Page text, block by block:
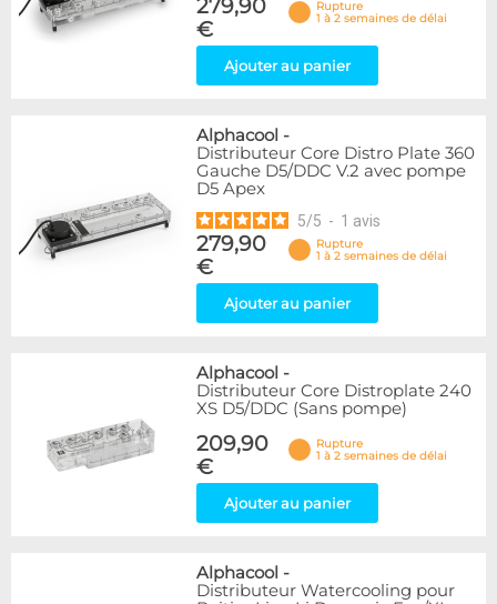
279,90
€
Rupture
1 à 2 semaines de délai
Ajouter au panier
Alphacool -
Distributeur Core Distro Plate 360
Gauche D5/DDC V.2 avec pompe
D5 Apex
5/5 - 1 avis
279,90
€
Rupture
1 à 2 semaines de délai
Ajouter au panier
Alphacool -
Distributeur Core Distroplate 240
XS D5/DDC (Sans pompe)
209,90
€
Rupture
1 à 2 semaines de délai
Ajouter au panier
Alphacool -
Distributeur Watercooling pour